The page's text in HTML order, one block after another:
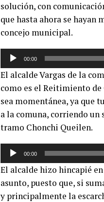
solución, con
que hasta ahora se
concejo municipal.
Reproductor
audio
00:00
El alcalde Vargas de la
como es el Reitimiento de
sea momentánea, ya que
a la comuna, corriendo
tramo Chonchi Queilen.
Reproductor
audio
00:00
El alcalde hizo hincapié
asunto, puesto que, si
y principalmente la